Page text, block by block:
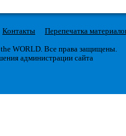
Контакты
Перепечатка
WORLD. Все права защищены.
администрации сайта